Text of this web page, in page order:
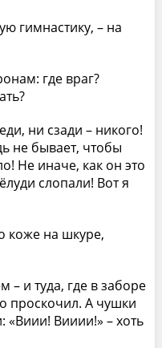
гимнастику, – на
где враг?
ни сзади – никого!
не бывает, чтобы
Не иначе, как он это
слопали! Вот я
коже на шкуре,
и туда, где в заборе
проскочил. А чушки
«Виии! Вииии!» – хоть